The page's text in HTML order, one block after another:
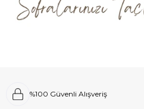
%100 Güvenli Alışveriş